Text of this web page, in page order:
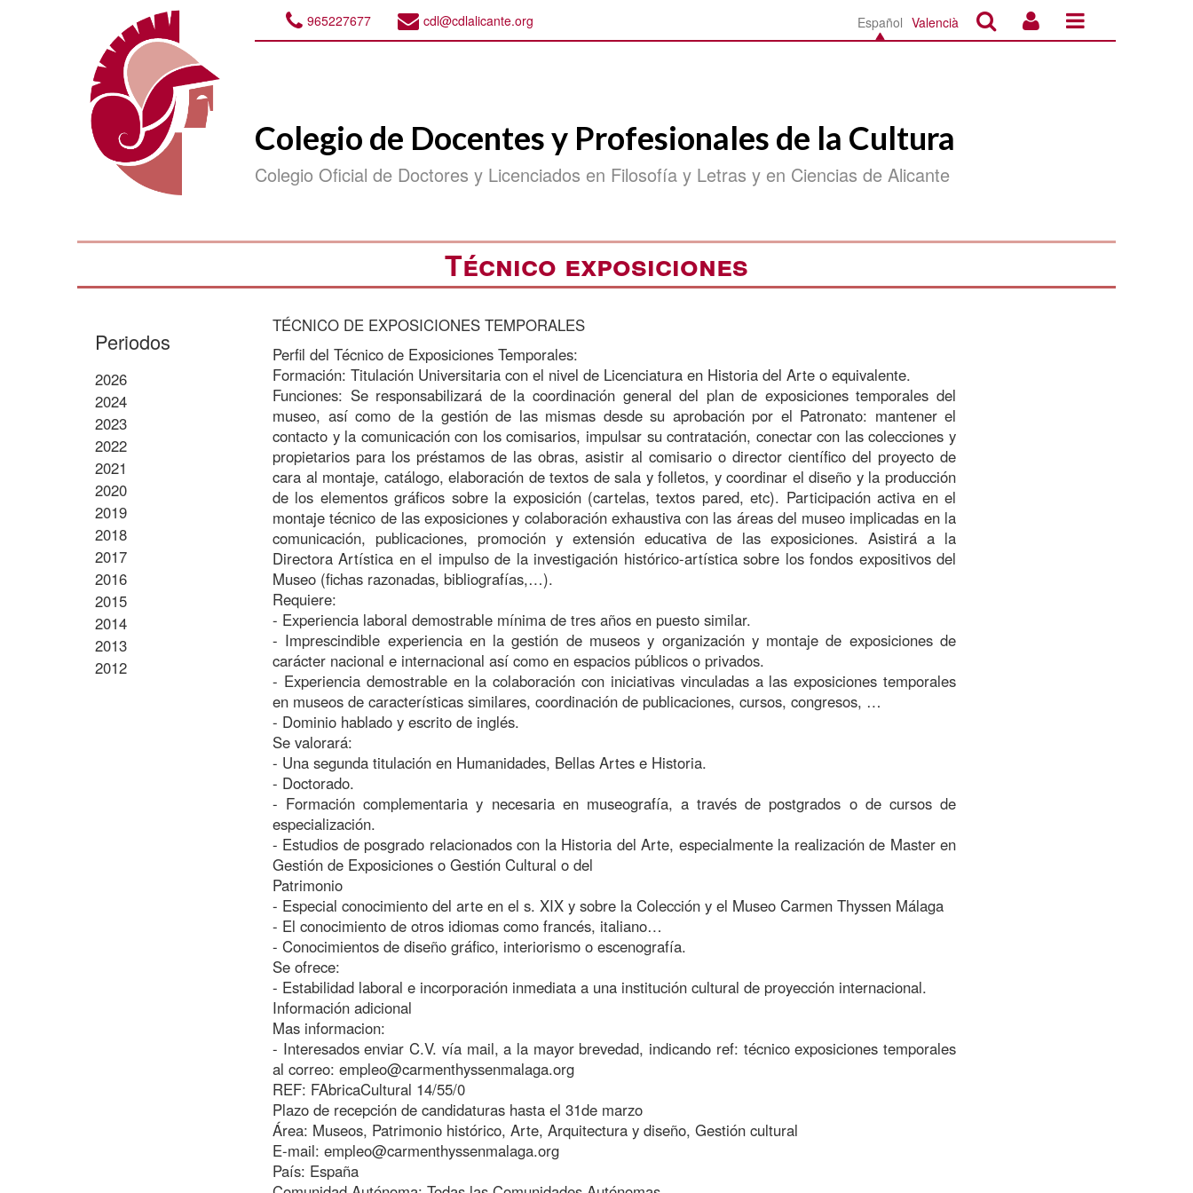
965227677 cdl@cdlalicante.org Español Valencià
Colegio de Docentes y Profesionales de la Cultura
Colegio Oficial de Doctores y Licenciados en Filosofía y Letras y en Ciencias de Alicante
Técnico exposiciones
Periodos
2026
2024
2023
2022
2021
2020
2019
2018
2017
2016
2015
2014
2013
2012
TÉCNICO DE EXPOSICIONES TEMPORALES
Perfil del Técnico de Exposiciones Temporales:
Formación: Titulación Universitaria con el nivel de Licenciatura en Historia del Arte o equivalente.
Funciones: Se responsabilizará de la coordinación general del plan de exposiciones temporales del
museo, así como de la gestión de las mismas desde su aprobación por el Patronato: mantener el
contacto y la comunicación con los comisarios, impulsar su contratación, conectar con las colecciones y
propietarios para los préstamos de las obras, asistir al comisario o director científico del proyecto de
cara al montaje, catálogo, elaboración de textos de sala y folletos, y coordinar el diseño y la producción
de los elementos gráficos sobre la exposición (cartelas, textos pared, etc). Participación activa en el
montaje técnico de las exposiciones y colaboración exhaustiva con las áreas del museo implicadas en la
comunicación, publicaciones, promoción y extensión educativa de las exposiciones. Asistirá a la
Directora Artística en el impulso de la investigación histórico-artística sobre los fondos expositivos del
Museo (fichas razonadas, bibliografías,…).
Requiere:
- Experiencia laboral demostrable mínima de tres años en puesto similar.
- Imprescindible experiencia en la gestión de museos y organización y montaje de exposiciones de
carácter nacional e internacional así como en espacios públicos o privados.
- Experiencia demostrable en la colaboración con iniciativas vinculadas a las exposiciones temporales
en museos de características similares, coordinación de publicaciones, cursos, congresos, …
- Dominio hablado y escrito de inglés.
Se valorará:
- Una segunda titulación en Humanidades, Bellas Artes e Historia.
- Doctorado.
- Formación complementaria y necesaria en museografía, a través de postgrados o de cursos de
especialización.
- Estudios de posgrado relacionados con la Historia del Arte, especialmente la realización de Master en
Gestión de Exposiciones o Gestión Cultural o del
Patrimonio
- Especial conocimiento del arte en el s. XIX y sobre la Colección y el Museo Carmen Thyssen Málaga
- El conocimiento de otros idiomas como francés, italiano…
- Conocimientos de diseño gráfico, interiorismo o escenografía.
Se ofrece:
- Estabilidad laboral e incorporación inmediata a una institución cultural de proyección internacional.
Información adicional
Mas informacion:
- Interesados enviar C.V. vía mail, a la mayor brevedad, indicando ref: técnico exposiciones temporales
al correo: empleo@carmenthyssenmalaga.org
REF: FAbricaCultural 14/55/0
Plazo de recepción de candidaturas hasta el 31de marzo
Área: Museos, Patrimonio histórico, Arte, Arquitectura y diseño, Gestión cultural
E-mail: empleo@carmenthyssenmalaga.org
País: España